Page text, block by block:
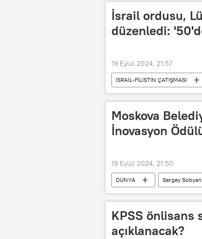
İsrail ordusu,
düzenledi:
19 Eylül 2024, 21:57
İSRAİL-FİLİSTİN ÇATIŞMASI
Moskova
İnovasyon
19 Eylül 2024, 21:50
DÜNYA Sergey
Ödül
Rae Kwon Chung
KPSS önlisans
açıklanacak?